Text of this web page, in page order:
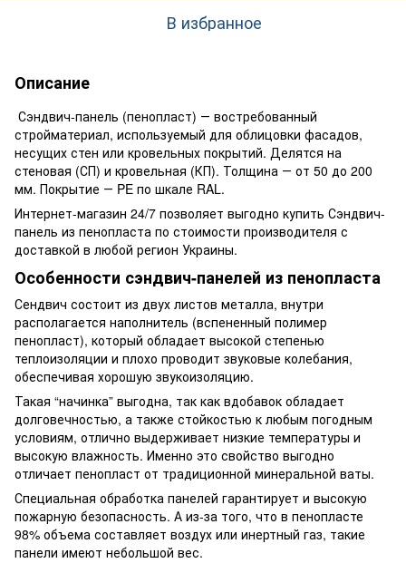
В избранное
Описание
Сэндвич-панель (пенопласт) ― востребованный
стройматериал, используемый для облицовки фасадов,
несущих стен или кровельных покрытий. Делятся на
стеновая (СП) и кровельная (КП). Толщина ― от 50 до 200
мм. Покрытие ― PE по шкале RAL.
Интернет-магазин 24/7 позволяет выгодно купить Сэндвич-
панель из пенопласта по стоимости производителя с
доставкой в любой регион Украины.
Особенности сэндвич-панелей из пенопласта
Сендвич состоит из двух листов металла, внутри
располагается наполнитель (вспененный полимер
пенопласт), который обладает высокой степенью
теплоизоляции и плохо проводит звуковые колебания,
обеспечивая хорошую звукоизоляцию.
Такая “начинка” выгодна, так как вдобавок обладает
долговечностью, а также стойкостью к любым погодным
условиям, отлично выдерживает низкие температуры и
высокую влажность. Именно это свойство выгодно
отличает пенопласт от традиционной минеральной ваты.
Специальная обработка панелей гарантирует и высокую
пожарную безопасность. А из-за того, что в пенопласте
98% объема составляет воздух или инертный газ, такие
панели имеют небольшой вес.